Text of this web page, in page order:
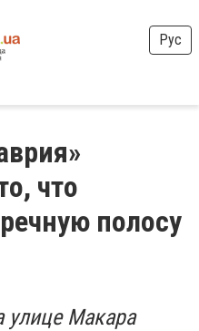
Рус
что
полосу
улице Макара